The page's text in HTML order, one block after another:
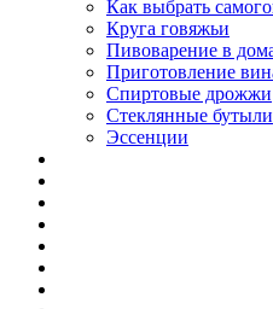
Как выбрать
Круга говяжьи
Пивоварение в
Приготовление
Спиртовые дрожжи
Стеклянные бутыли
Эссенции